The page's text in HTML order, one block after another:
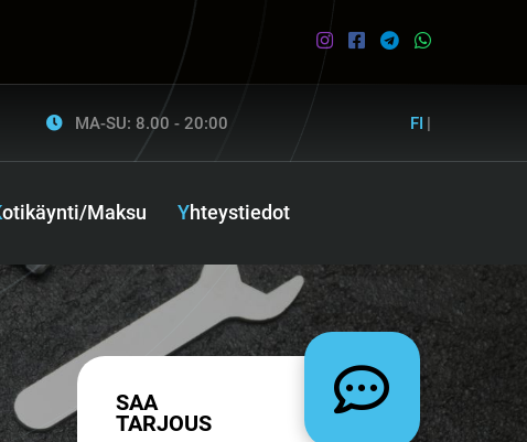
MA-SU: 8.00 - 20:00 FI |
Kotikäynti/Maksu Yhteystiedot
SAA
TARJOUS